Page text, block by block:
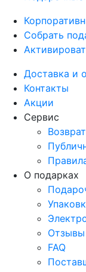
Собрать
Доставка и
Контакты
Акции
Сервис
Возврат
О подарках
Отзывы
FAQ